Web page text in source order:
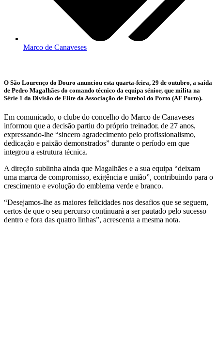
Marco de Canaveses
O São Lourenço do Douro anunciou esta quarta-feira, 29 de outubro, a saída
de Pedro Magalhães do comando técnico da equipa sénior, que milita na
Série 1 da Divisão de Elite da Associação de Futebol do Porto (AF Porto).
Em comunicado, o clube do concelho do Marco de Canaveses
informou que a decisão partiu do próprio treinador, de 27 anos,
expressando-lhe “sincero agradecimento pelo profissionalismo,
dedicação e paixão demonstrados” durante o período em que
integrou a estrutura técnica.
A direção sublinha ainda que Magalhães e a sua equipa “deixam
uma marca de compromisso, exigência e união”, contribuindo para o
crescimento e evolução do emblema verde e branco.
“Desejamos-lhe as maiores felicidades nos desafios que se seguem,
certos de que o seu percurso continuará a ser pautado pelo sucesso
dentro e fora das quatro linhas”, acrescenta a mesma nota.